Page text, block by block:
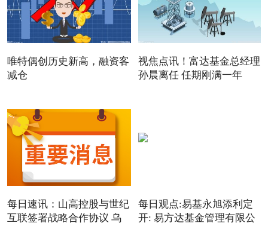
唯特偶创历史新高，融资客
减仓
视焦点讯！富达基金总经理
孙晨离任 任期刚满一年
每日速讯：山高控股与世纪
互联签署战略合作协议 乌
每日观点:易基永旭添利定
开: 易方达基金管理有限公